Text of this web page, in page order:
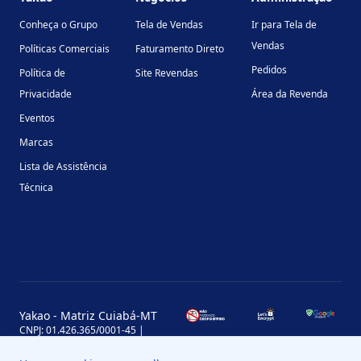
Conheça o Grupo
Políticas Comerciais
Política de
Privacidade
Eventos
Marcas
Lista de Assistência
Técnica
Tela de Vendas
Faturamento Direto
Site Revendas
Ir para Tela de
Vendas
Pedidos
Área da Revenda
Yakao - Matriz Cuiabá-MT
CNPJ: 01.426.365/0001-45 |